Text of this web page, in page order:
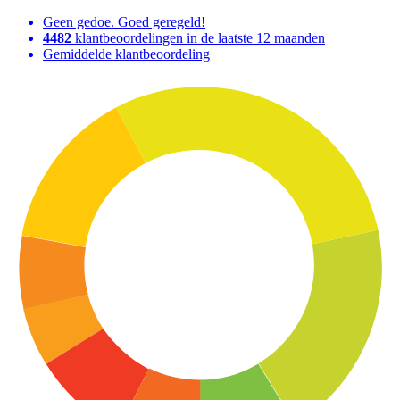
Geen gedoe. Goed geregeld!
4482 klantbeoordelingen in de laatste 12 maanden
Gemiddelde klantbeoordeling